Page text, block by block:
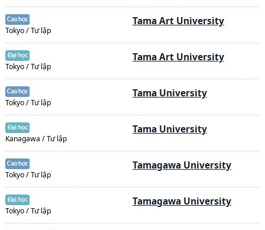
Tokyo / Tư lập
Tama Art University
Tokyo / Tư lập
Tama Art University
Tokyo / Tư lập
Tama University
Kanagawa / Tư lập
Tama University
Tokyo / Tư lập
Tamagawa University
Tokyo / Tư lập
Tamagawa University